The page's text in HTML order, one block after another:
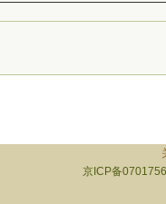
京ICP备